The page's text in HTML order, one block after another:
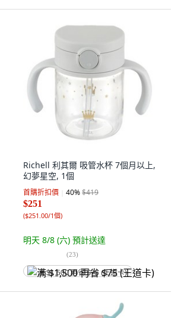
Richell 利其爾 吸管水杯 7個月以上,
幻夢星空, 1個
首購折扣價 40%$419
$251
($251.00/1個)
明天 8/8 (六) 預計送達
(23)
满 $1,500 再省 $75 (王道卡)